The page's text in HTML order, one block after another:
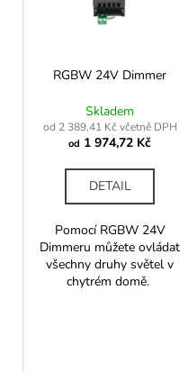
RGBW 24V Dimmer
Skladem
od 2 389,41 Kč včetně DPH
od 1 974,72 Kč
DETAIL
Pomocí RGBW 24V
Dimmeru můžete ovládat
všechny druhy světel v
chytrém domě.